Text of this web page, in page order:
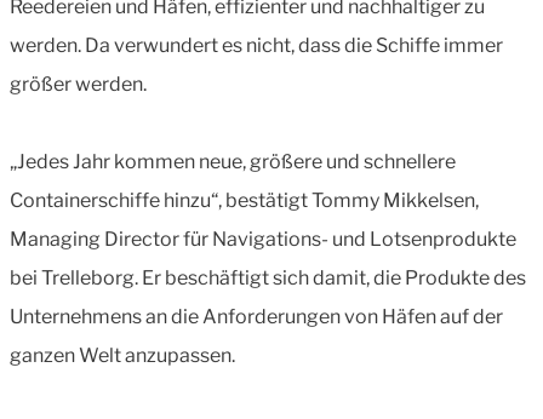
Reedereien und Häfen, effizienter und nachhaltiger zu
werden. Da verwundert es nicht, dass die Schiffe immer
größer werden.
„Jedes Jahr kommen neue, größere und schnellere
Containerschiffe hinzu“, bestätigt Tommy Mikkelsen,
Managing Director für Navigations- und Lotsenprodukte
bei Trelleborg. Er beschäftigt sich damit, die Produkte des
Unternehmens an die Anforderungen von Häfen auf der
ganzen Welt anzupassen.